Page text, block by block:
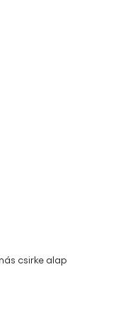
csirke alap